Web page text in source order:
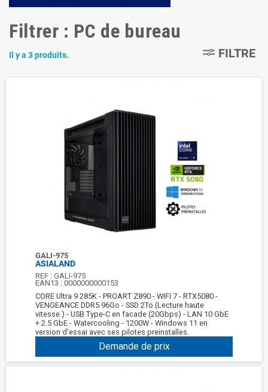
Filtrer : PC de bureau
Il y a 3 produits. FILTRE
GALI-975
ASIALAND
REF :GALI-975
EAN13 :0000000000153
CORE Ultra 9 285K - PROART Z890 - WIFI 7 - RTX5080 -
VENGEANCE DDR5 96Go - SSD 2To (Lecture haute
vitesse.) - USB Type-C en facade (20Gbps) - LAN 10 GbE
+ 2.5 GbE - Watercooling - 1200W - Windows 11 en
version d'essai avec ses pilotes preinstalles.
Demande de prix